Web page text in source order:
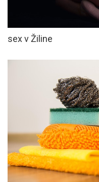
sex v Žiline